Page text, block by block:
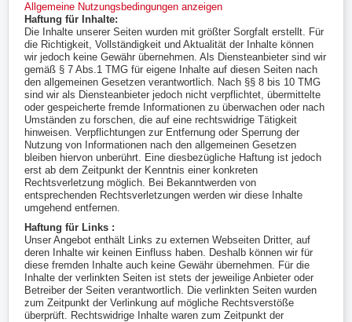
Allgemeine Nutzungsbedingungen anzeigen
Haftung für Inhalte:
Die Inhalte unserer Seiten wurden mit größter Sorgfalt erstellt. Für
die Richtigkeit, Vollständigkeit und Aktualität der Inhalte können
wir jedoch keine Gewähr übernehmen. Als Diensteanbieter sind wir
gemäß § 7 Abs.1 TMG für eigene Inhalte auf diesen Seiten nach
den allgemeinen Gesetzen verantwortlich. Nach §§ 8 bis 10 TMG
sind wir als Diensteanbieter jedoch nicht verpflichtet, übermittelte
oder gespeicherte fremde Informationen zu überwachen oder nach
Umständen zu forschen, die auf eine rechtswidrige Tätigkeit
hinweisen. Verpflichtungen zur Entfernung oder Sperrung der
Nutzung von Informationen nach den allgemeinen Gesetzen
bleiben hiervon unberührt. Eine diesbezügliche Haftung ist jedoch
erst ab dem Zeitpunkt der Kenntnis einer konkreten
Rechtsverletzung möglich. Bei Bekanntwerden von
entsprechenden Rechtsverletzungen werden wir diese Inhalte
umgehend entfernen.
Haftung für Links :
Unser Angebot enthält Links zu externen Webseiten Dritter, auf
deren Inhalte wir keinen Einfluss haben. Deshalb können wir für
diese fremden Inhalte auch keine Gewähr übernehmen. Für die
Inhalte der verlinkten Seiten ist stets der jeweilige Anbieter oder
Betreiber der Seiten verantwortlich. Die verlinkten Seiten wurden
zum Zeitpunkt der Verlinkung auf mögliche Rechtsverstöße
überprüft. Rechtswidrige Inhalte waren zum Zeitpunkt der